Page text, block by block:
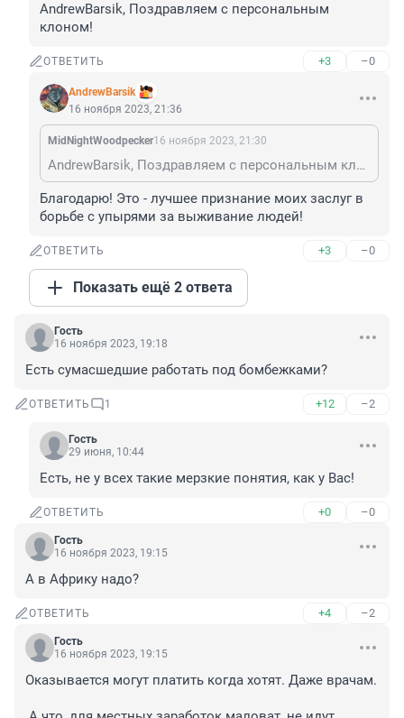
AndrewBarsik, Поздравляем с персональным
клоном!
ОТВЕТИТЬ +3 –0
AndrewBarsik
16 ноября 2023, 21:36
MidNightWoodpecker16 ноября 2023, 21:30
AndrewBarsik, Поздравляем с персональным клоном!
Благодарю! Это - лучшее признание моих заслуг в
борьбе с упырями за выживание людей!
ОТВЕТИТЬ +3 –0
Показать ещё 2 ответа
Гость
16 ноября 2023, 19:18
Есть сумасшедшие работать под бомбежками?
ОТВЕТИТЬ 1 +12 –2
Гость
29 июня, 10:44
Есть, не у всех такие мерзкие понятия, как у Вас!
ОТВЕТИТЬ +0 –0
Гость
16 ноября 2023, 19:15
А в Африку надо?
ОТВЕТИТЬ +4 –2
Гость
16 ноября 2023, 19:15
Оказывается могут платить когда хотят. Даже врачам.